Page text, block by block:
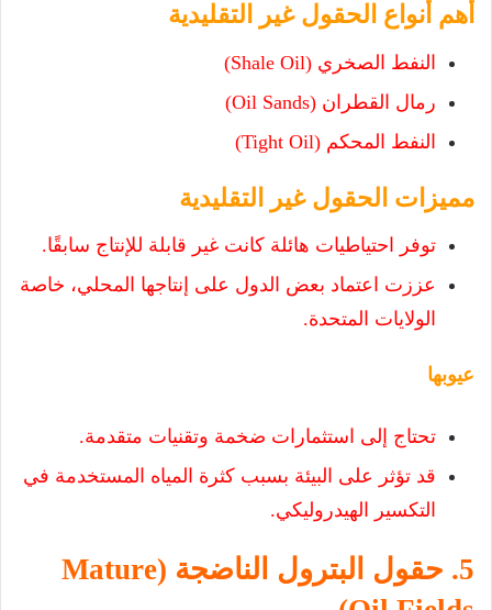
أهم أنواع الحقول غير التقليدية
النفط الصخري (Shale Oil)
رمال القطران (Oil Sands)
النفط المحكم (Tight Oil)
مميزات الحقول غير التقليدية
توفر احتياطيات هائلة كانت غير قابلة للإنتاج سابقًا.
عززت اعتماد بعض الدول على إنتاجها المحلي، خاصة
الولايات المتحدة.
عيوبها
تحتاج إلى استثمارات ضخمة وتقنيات متقدمة.
قد تؤثر على البيئة بسبب كثرة المياه المستخدمة في
التكسير الهيدروليكي.
5. حقول البترول الناضجة (Mature